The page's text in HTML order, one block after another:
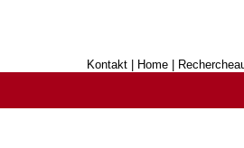
Kontakt Home